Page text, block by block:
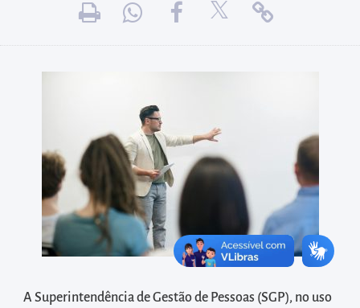
diretamente
as
informações
postas
no
rodapé
A Superintendência de Gestão de Pessoas (SGP), no uso